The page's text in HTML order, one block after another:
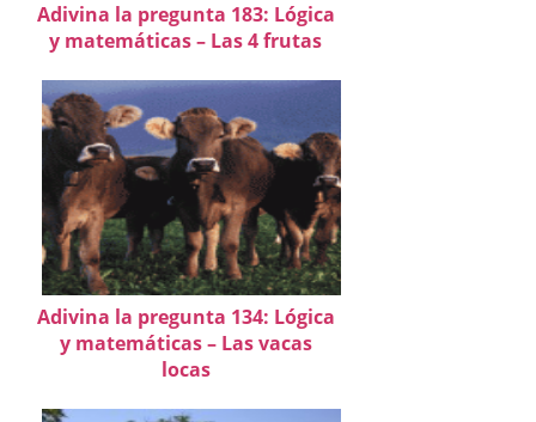
Adivina la pregunta 183: Lógica
y matemáticas – Las 4 frutas
Adivina la pregunta 134: Lógica
y matemáticas – Las vacas
locas